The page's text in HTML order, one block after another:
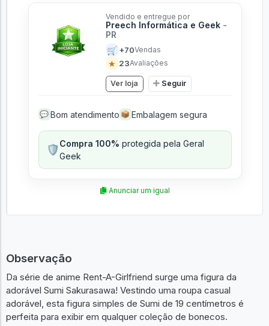
Vendido e entregue por
Preech Informática e Geek -
PR
🛒 +70Vendas
★ 23Avaliações
Ver loja Seguir
💬 Bom atendimento 📦 Embalagem segura
🛡️Compra 100% protegida pela Geral
Geek
Anunciar um igual
Observação
Da série de anime Rent-A-Girlfriend surge uma figura da
adorável Sumi Sakurasawa! Vestindo uma roupa casual
adorável, esta figura simples de Sumi de 19 centímetros é
perfeita para exibir em qualquer coleção de bonecos.